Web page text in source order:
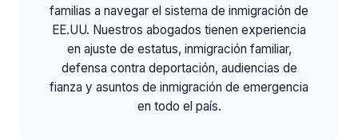
familias a navegar el sistema de inmigración de
EE.UU. Nuestros abogados tienen experiencia
en ajuste de estatus, inmigración familiar,
defensa contra deportación, audiencias de
fianza y asuntos de inmigración de emergencia
en todo el país.